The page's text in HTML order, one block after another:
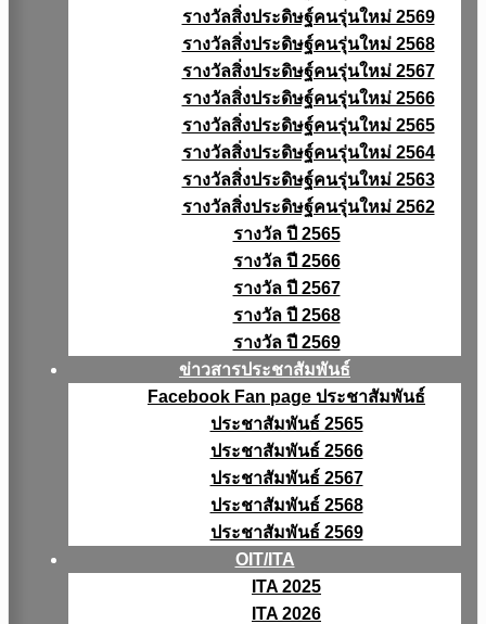
รางวัลสิ่งประดิษฐ์คนรุ่นใหม่ 2569
รางวัลสิ่งประดิษฐ์คนรุ่นใหม่ 2568
รางวัลสิ่งประดิษฐ์คนรุ่นใหม่ 2567
รางวัลสิ่งประดิษฐ์คนรุ่นใหม่ 2566
รางวัลสิ่งประดิษฐ์คนรุ่นใหม่ 2565
รางวัลสิ่งประดิษฐ์คนรุ่นใหม่ 2564
รางวัลสิ่งประดิษฐ์คนรุ่นใหม่ 2563
รางวัลสิ่งประดิษฐ์คนรุ่นใหม่ 2562
รางวัล ปี 2565
รางวัล ปี 2566
รางวัล ปี 2567
รางวัล ปี 2568
รางวัล ปี 2569
ข่าวสารประชาสัมพันธ์
Facebook Fan page ประชาสัมพันธ์
ประชาสัมพันธ์ 2565
ประชาสัมพันธ์ 2566
ประชาสัมพันธ์ 2567
ประชาสัมพันธ์ 2568
ประชาสัมพันธ์ 2569
OIT/ITA
ITA 2025
ITA 2026